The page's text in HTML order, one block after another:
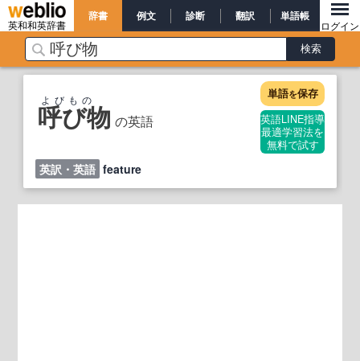
英和和英辞書
辞書 例文 診断 翻訳 単語帳
ログイン
呼び物 の英語
よびもの 単語を保存
英語LINE指導
最適学習法を
無料で試す
英訳・英語 feature